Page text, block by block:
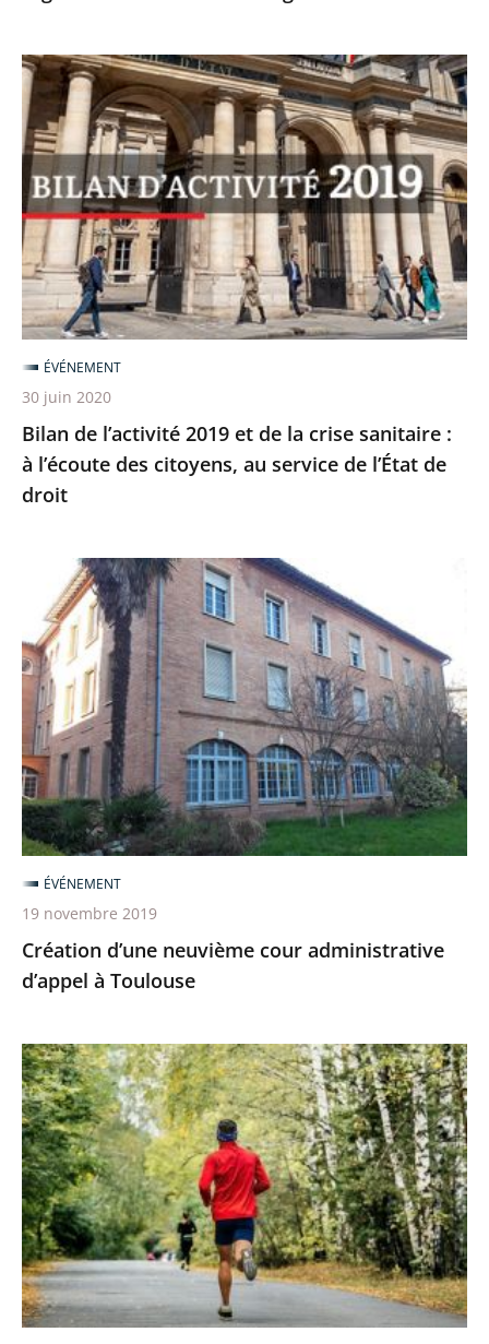
Bilan
de
l’activité
2019
et
de
la
crise
sanitaire
:
à
l’écoute
des
citoyens,
au
l’État
droit
Bilan de l’activité 2019 et de la crise sanitaire :
à l’écoute des citoyens, au service de l’État de
droit
ÉVÉNEMENT
30 juin 2020
Création
d’une
neuvième
cour
administrative
d’appel
à
Toulouse
Création d’une neuvième cour administrative
d’appel à Toulouse
ÉVÉNEMENT
19 novembre 2019
21
propositions
pour
une
politique
publique
du
sport
ambitieuse